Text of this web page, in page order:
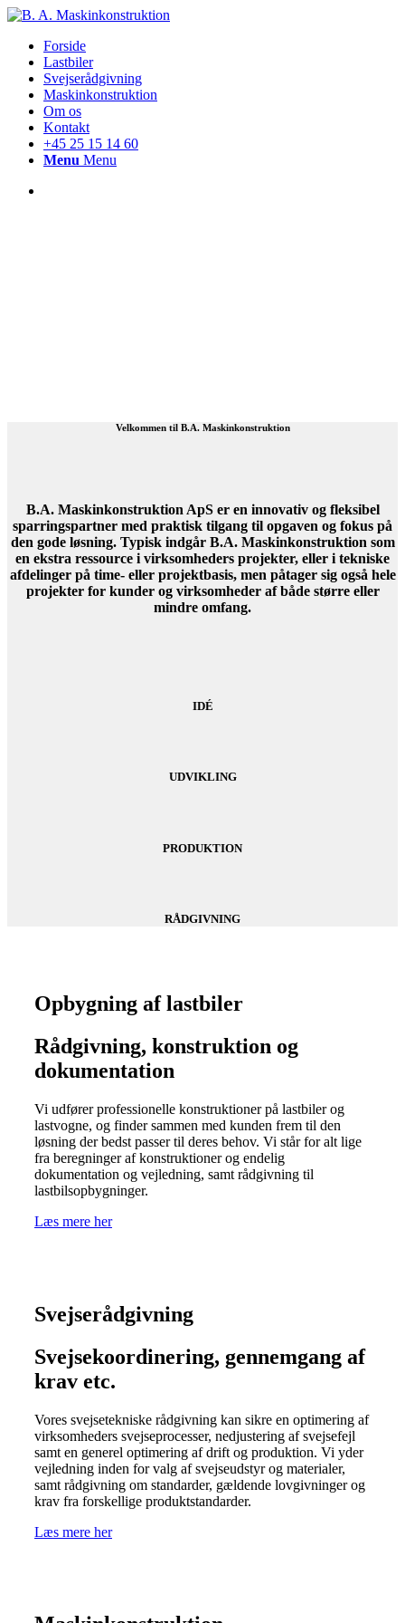
Forside
Lastbiler
Svejserådgivning
Maskinkonstruktion
Om os
Kontakt
+45 25 15 14 60
Menu Menu
Velkommen til B.A. Maskinkonstruktion
B.A. Maskinkonstruktion ApS er en innovativ og fleksibel
sparringspartner med praktisk tilgang til opgaven og fokus på
den gode løsning. Typisk indgår B.A. Maskinkonstruktion som
en ekstra ressource i virksomheders projekter, eller i tekniske
afdelinger på time- eller projektbasis, men påtager sig også hele
projekter for kunder og virksomheder af både større eller
mindre omfang.
IDÉ
UDVIKLING
PRODUKTION
RÅDGIVNING
Opbygning af lastbiler
Rådgivning, konstruktion og
dokumentation
Vi udfører professionelle konstruktioner på lastbiler og
lastvogne, og finder sammen med kunden frem til den
løsning der bedst passer til deres behov. Vi står for alt lige
fra beregninger af konstruktioner og endelig
dokumentation og vejledning, samt rådgivning til
lastbilsopbygninger.
Læs mere her
Svejserådgivning
Svejsekoordinering, gennemgang af
krav etc.
Vores svejsetekniske rådgivning kan sikre en optimering af
virksomheders svejseprocesser, nedjustering af svejsefejl
samt en generel optimering af drift og produktion. Vi yder
vejledning inden for valg af svejseudstyr og materialer,
samt rådgivning om standarder, gældende lovgivninger og
krav fra forskellige produktstandarder.
Læs mere her